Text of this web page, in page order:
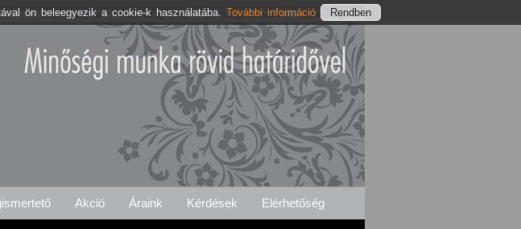
Kárpitos .org Tab Árajánlat Igénylés Tabi Szolgáltatásaink Elérhetőségeink
Akció Áraink Kérdések Elérhetőség
ön beleegyezik a cookie-k használatába. További információ